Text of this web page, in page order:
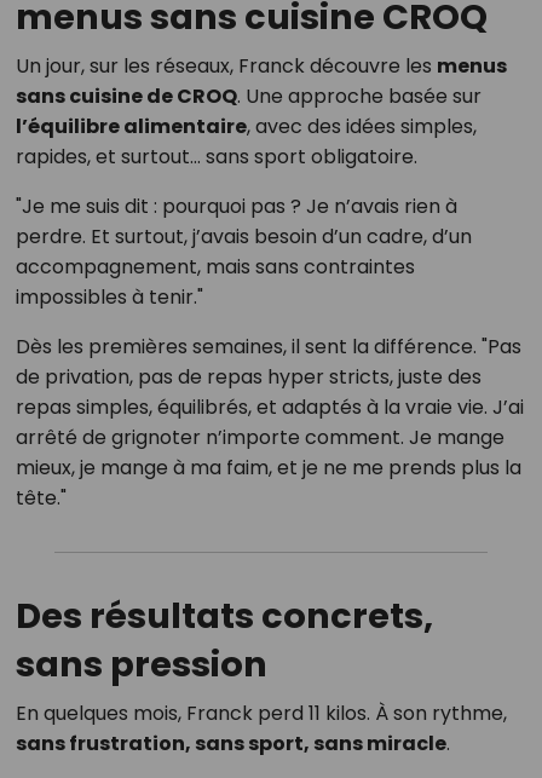
menus sans cuisine CROQ
Un jour, sur les réseaux, Franck découvre les menus
sans cuisine de CROQ. Une approche basée sur
l’équilibre alimentaire, avec des idées simples,
rapides, et surtout… sans sport obligatoire.
"Je me suis dit : pourquoi pas ? Je n’avais rien à
perdre. Et surtout, j’avais besoin d’un cadre, d’un
accompagnement, mais sans contraintes
impossibles à tenir."
Dès les premières semaines, il sent la différence. "Pas
de privation, pas de repas hyper stricts, juste des
repas simples, équilibrés, et adaptés à la vraie vie. J’ai
arrêté de grignoter n’importe comment. Je mange
mieux, je mange à ma faim, et je ne me prends plus la
tête."
Des résultats concrets,
sans pression
En quelques mois, Franck perd 11 kilos. À son rythme,
sans frustration, sans sport, sans miracle.